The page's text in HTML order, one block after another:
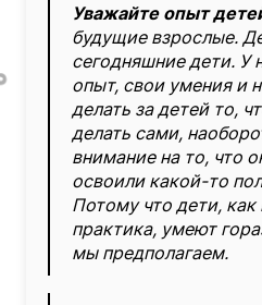
Уважайте опыт
будущие взрослые.
сегодняшние дети. У
опыт, свои умения и
делать за детей то,
делать сами,
внимание на то, что
освоили какой-то
Потому что дети, как
практика, умеют
мы предполагаем.